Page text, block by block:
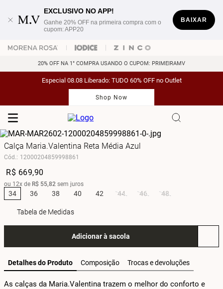
EXCLUSIVO NO APP!
Ganhe 20% OFF na primeira compra com o
cupom: APP20
BAIXAR
20% OFF NA 1° COMPRA USANDO O CUPOM: PRIMEIRAMV
Especial 08.08 Liberado: TUDO 60% OFF no Outlet
Shop Now
Calça Maria.Valentina Reta Média Azul
Cód.: 12000204859998861
R$ 669,90
ou 12x de R$ 55,82 sem juros
34 36 38 40 42 44 46 48
Tabela de Medidas
Adicionar à sacola
Detalhes do Produto Composição Trocas e devoluções
As calças da Maria.Valentina trazem o melhor do conforto e